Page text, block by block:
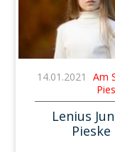
14.01.2021
Am
Lenius